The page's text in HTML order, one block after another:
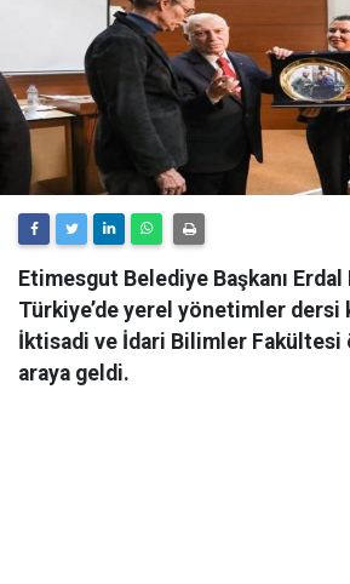
Etimesgut Belediye Başkanı
Türkiye’de yerel yönetimler dersi
İktisadi ve İdari Bilimler
araya geldi.